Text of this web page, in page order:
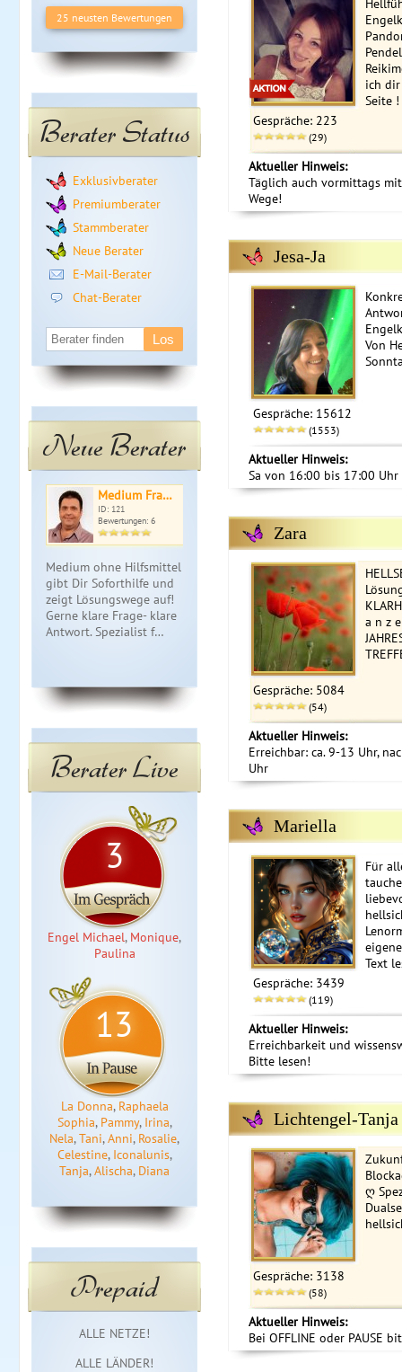
25 neusten Bewertungen
Berater Status
Exklusivberater
Premiumberater
Stammberater
Neue Berater
E-Mail-Berater
Chat-Berater
Neue Berater
Medium Fra…
ID: 121
Bewertungen: 6
Medium ohne Hilfsmittel
gibt Dir Soforthilfe und
zeigt Lösungswege auf!
Gerne klare Frage- klare
Antwort. Spezialist f…
Samantha
Bewertungen: 0
✨ Intensivreading Licht
& Schatten Arbeit für
Deine Balance ✨
Dunkelheit ist nur ein
Bewusstsein, Wa…
Mit Zeit &
ganz bei dir
empfange
meine
langjähr…
Berater Live
3
Engel Michael, Monique,
Paulina
13
La Donna, Raphaela
Sophia, Pammy, Irina,
Nela,Tani,Anni, Rosalie,
Celestine, Iconalunis,
Tanja,Alischa, Diana
Prepaid
Sofortzugang
ALLE NETZE!
ALLE LÄNDER!
ich
Seite !
Gespräche: 223
(29)
Aktueller Hinweis:
Täglich auch vormittags
Wege!
Jesa-Ja
Von
Gespräche: 15612
(1553)
Aktueller Hinweis:
Sa von 16:00 bis 17:00 Uhr
Zara
a n z
Gespräche: 5084
(54)
Aktueller Hinweis:
Erreichbar: ca. 9-13 Uhr,
Uhr
Mariella
Für
Text
Gespräche: 3439
(119)
Aktueller Hinweis:
Erreichbarkeit und
Bitte lesen!
Lichtengel-Tanja
ღ
Gespräche: 3138
(58)
Aktueller Hinweis:
Bei OFFLINE oder PAUSE